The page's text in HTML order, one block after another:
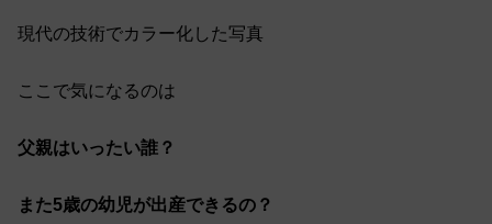
現代の技術でカラー化した写真
ここで気になるのは
父親はいったい誰？
また5歳の幼児が出産できるの？